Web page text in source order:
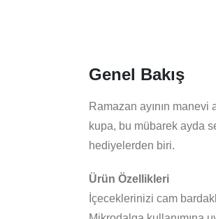
Genel Bakış
Ramazan ayının manevi
kupa, bu mübarek ayda
hediyelerden biri.
Ürün Özellikleri
İçeceklerinizi cam